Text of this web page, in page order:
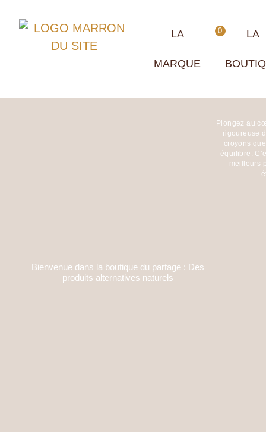
LA
MARQUE
LA
€0
Bienvenue dans la boutique du partage : Des
produits alternatives naturels
Plongez au
rigoureuse
croyons
équilibre.
meilleurs